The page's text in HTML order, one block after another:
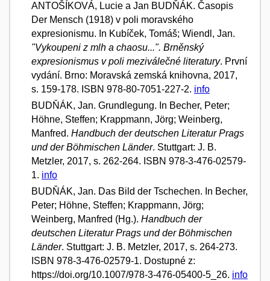
ANTOŠÍKOVÁ, Lucie a Jan BUDŇÁK. Časopis
Der Mensch (1918) v poli moravského
expresionismu. In Kubíček, Tomáš; Wiendl, Jan.
"Vykoupeni z mlh a chaosu...". Brněnský
expresionismus v poli meziválečné literatury. První
vydání. Brno: Moravská zemská knihovna, 2017,
s. 159-178. ISBN 978-80-7051-227-2. info
BUDŇÁK, Jan. Grundlegung. In Becher, Peter;
Höhne, Steffen; Krappmann, Jörg; Weinberg,
Manfred. Handbuch der deutschen Literatur Prags
und der Böhmischen Länder. Stuttgart: J. B.
Metzler, 2017, s. 262-264. ISBN 978-3-476-02579-
1. info
BUDŇÁK, Jan. Das Bild der Tschechen. In Becher,
Peter; Höhne, Steffen; Krappmann, Jörg;
Weinberg, Manfred (Hg.). Handbuch der
deutschen Literatur Prags und der Böhmischen
Länder. Stuttgart: J. B. Metzler, 2017, s. 264-273.
ISBN 978-3-476-02579-1. Dostupné z:
https://doi.org/10.1007/978-3-476-05400-5_26. info